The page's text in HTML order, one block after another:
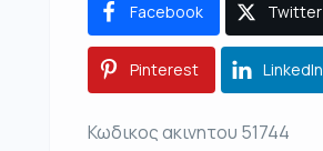
Facebook Twitter
Pinterest LinkedIn
Κωδικος ακινητου 51744